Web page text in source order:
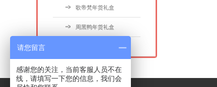
歌帝梵年货礼盒
周黑鸭年货礼盒
请您留言
感谢您的关注，当前客服人员不在
线，请填写一下您的信息，我们会